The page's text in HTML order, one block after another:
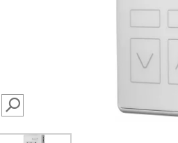
SEARCH